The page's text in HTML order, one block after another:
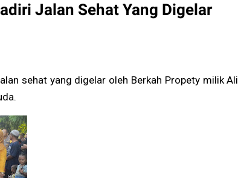
Jalan Sehat Yang Digelar
sehat yang digelar oleh Berkah Propety milik Ali